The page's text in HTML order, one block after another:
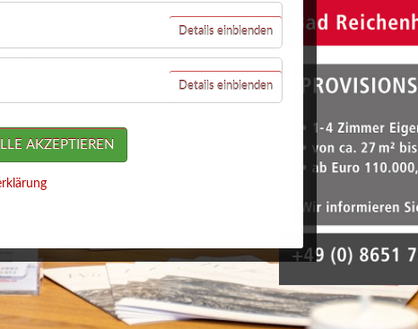
Details einblendenfür
Externe
Details einblendenfür
Essenziell
AKZEPTIEREN